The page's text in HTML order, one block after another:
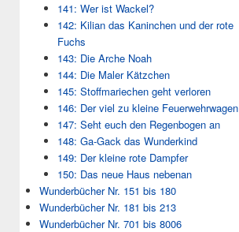
141: Wer ist Wackel?
142: Kilian das Kaninchen und der rote
Fuchs
143: Die Arche Noah
144: Die Maler Kätzchen
145: Stoffmariechen geht verloren
146: Der viel zu kleine Feuerwehrwagen
147: Seht euch den Regenbogen an
148: Ga-Gack das Wunderkind
149: Der kleine rote Dampfer
150: Das neue Haus nebenan
Wunderbücher Nr. 151 bis 180
Wunderbücher Nr. 181 bis 213
Wunderbücher Nr. 701 bis 8006